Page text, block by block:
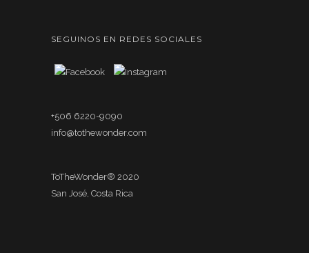
SEGUINOS EN REDES SOCIALES
+506 6220-9090
info@tothewonder.com
ToTheWonder® 2020
San José, Costa Rica